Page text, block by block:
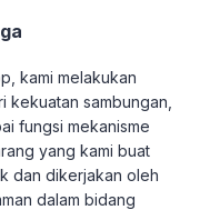
kami melakukan
sambungan,
fungsi mekanisme
yang kami buat
dan dikerjakan oleh
dalam bidang